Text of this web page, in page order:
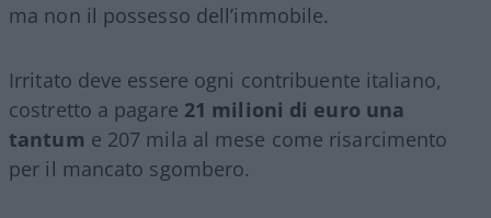
ma non il possesso dell’immobile.
Irritato deve essere ogni contribuente italiano,
costretto a pagare 21 milioni di euro una
tantum e 207 mila al mese come risarcimento
per il mancato sgombero.